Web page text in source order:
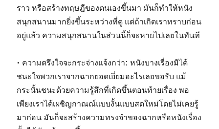
ราว หรือสร้างทฤษฎีของตนเองขึ้นมา มันก็ทำให้หนัง
สนุกสนานมากยิ่งขึ้นระหว่างที่ดู แต่ถ้าเกิดเราทราบก่อน
อยู่แล้ว ความสนุกสนานในส่วนนี้ก็จะหายไปเลยในทันที
• ความตรึงใจจะกระจ่างแจ้งกว่า: หนังบางเรื่องมิได้
ชนะใจพวกเราจากฉากยอดเยี่ยมอะไรเลยขอรับ แม้
กระนั้นชนะด้วยความรู้สึกที่เกิดขึ้นตอนท้ายเรื่อง พอ
เพียงเราได้เผชิญกาณณ์แบบงั้นแบบสดใหม่โดยไม่เคยรู้
มาก่อน มันก็จะสร้างความทรงจำของฉากหรือหนังเรื่อง